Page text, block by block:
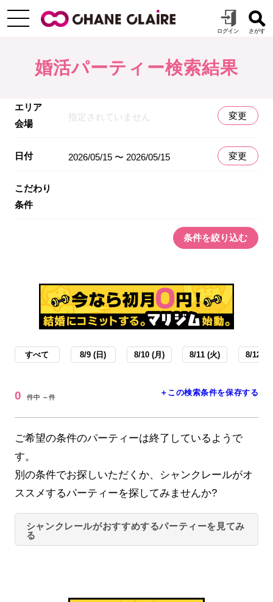
婚活パーティー検索結果
エリア
会場
指定されていません 変更
日付 2026/05/15 〜 2026/05/15 変更
こだわり
条件
条件を絞り込む
すべて 8/9 (日) 8/10 (月) 8/11 (火) 8/12 (
0 件中 ～件 ＋この検索条件を保存する
ご希望の条件のパーティーは終了しているようで
す。
別の条件でお探しいただくか、シャンクレールがオ
ススメするパーティーを探してみませんか?
シャンクレールがおすすめするパーティーを見てみ
る